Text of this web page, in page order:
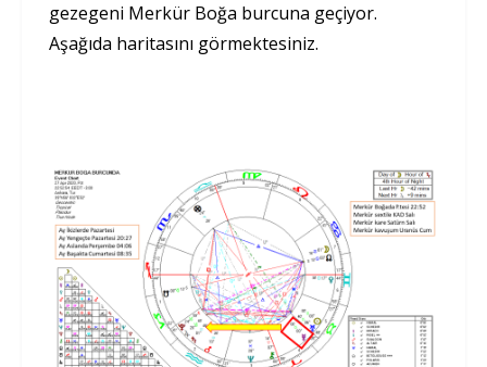
gezegeni Merkür Boğa burcuna geçiyor.
Aşağıda haritasını görmektesiniz.